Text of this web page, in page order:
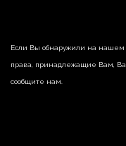
Если Вы обнаружили на нашем
права, принадлежащие Вам,
сообщите нам.